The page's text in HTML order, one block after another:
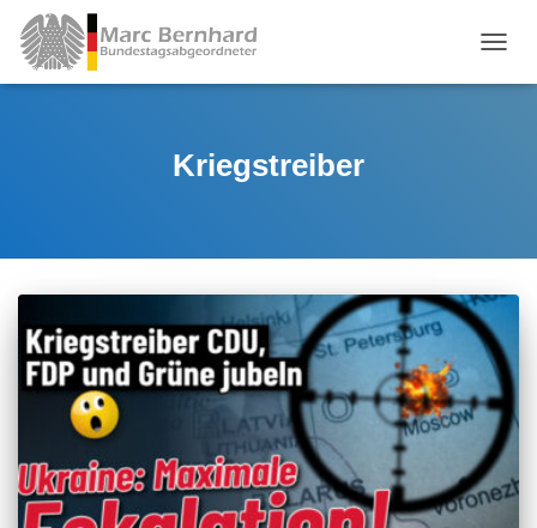
Kriegstreiber